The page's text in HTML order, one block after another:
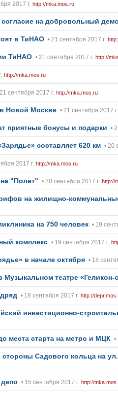
2017 г. http://mka.mos.ru
на добровольный
в ТиНАО • 21 сентября 2017 г.
ТиНАО • 21 сентября 2017 г. http://
http://mka.mos.ru
сентября 2017 г. http://mka.mos.ru
Новой Москве • 21 сентября 2017 г.
приятные бонусы и подарки •
составляет 620 км • 20
2017 г. http://mka.mos.ru
"Полет" • 20 сентября 2017 г. http://
на жилищно-
на 750 человек • 19
комплекс • 19 сентября 2017 г.
в начале октября • 18
Музыкальном театре «Геликон-
• 18 сентября 2017 г. http://
инвестиционно-
места старта на метро и МЦК
Садового кольца на
• 15 сентября 2017 г. http://